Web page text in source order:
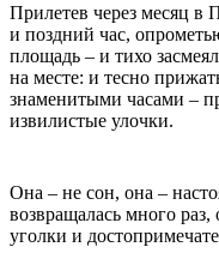
Прилетев через месяц в
и поздний час,
площадь – и тихо
на месте: и тесно
знаменитыми часами –
извилистые улочки.
Она – не сон, она –
возвращалась много
уголки и